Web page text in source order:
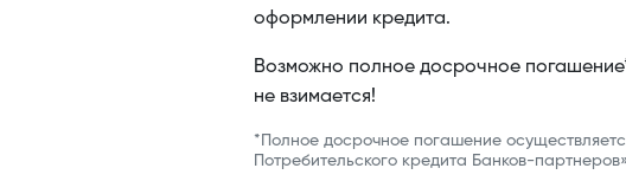
оформлении кредита.
Возможно полное досрочное
не взимается!
*Полное досрочное погашение
Потребительского кредита Банков-